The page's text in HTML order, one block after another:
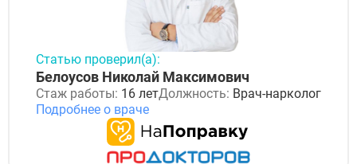
Статью проверил(а):
Белоусов Николай Максимович
Стаж работы: 16 летДолжность: Врач-нарколог
Подробнее о враче